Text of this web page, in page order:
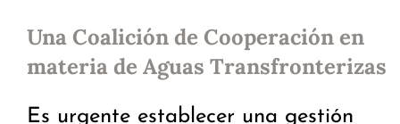
Una Coalición de Cooperación en
materia de Aguas Transfronterizas
Es urgente establecer una gestión